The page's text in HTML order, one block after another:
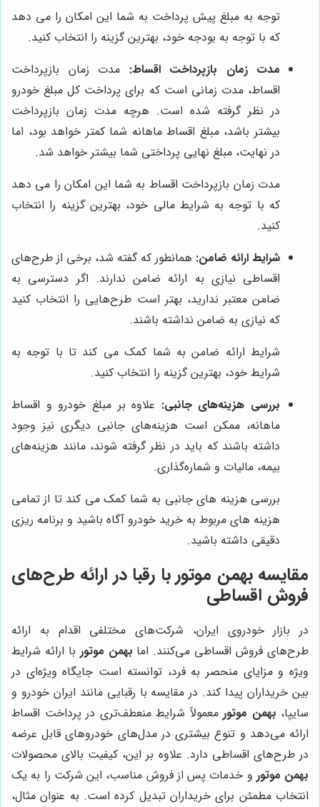
توجه به مبلغ پیش پرداخت به شما این امکان را می دهد
که با توجه به بودجه خود، بهترین گزینه را انتخاب کنید.
مدت زمان بازپرداخت اقساط: مدت زمان بازپرداخت
اقساط، مدت زمانی است که برای پرداخت کل مبلغ خودرو
در نظر گرفته شده است. هرچه مدت زمان بازپرداخت
بیشتر باشد، مبلغ اقساط ماهانه شما کمتر خواهد بود، اما
در نهایت، مبلغ نهایی پرداختی شما بیشتر خواهد شد.
مدت زمان بازپرداخت اقساط به شما این امکان را می دهد
که با توجه به شرایط مالی خود، بهترین گزینه را انتخاب
کنید.
شرایط ارائه ضامن: همانطور که گفته شد، برخی از طرح‌های
اقساطی نیازی به ارائه ضامن ندارند. اگر دسترسی به
ضامن معتبر ندارید، بهتر است طرح‌هایی را انتخاب کنید
که نیازی به ضامن نداشته باشند.
شرایط ارائه ضامن به شما کمک می کند تا با توجه به
شرایط خود، بهترین گزینه را انتخاب کنید.
بررسی هزینه‌های جانبی: علاوه بر مبلغ خودرو و اقساط
ماهانه، ممکن است هزینه‌های جانبی دیگری نیز وجود
داشته باشند که باید در نظر گرفته شوند، مانند هزینه‌های
بیمه، مالیات و شماره‌گذاری.
بررسی هزینه های جانبی به شما کمک می کند تا از تمامی
هزینه های مربوط به خرید خودرو آگاه باشید و برنامه ریزی
دقیقی داشته باشید.
مقایسهبهمن موتور با رقبا در ارائه طرح‌های
فروش اقساطی
در بازار خودروی ایران، شرکت‌های مختلفی اقدام به ارائه
طرح‌های فروش اقساطی می‌کنند. اما بهمن موتور با ارائه شرایط
ویژه و مزایای منحصر به فرد، توانسته است جایگاه ویژه‌ای در
بین خریداران پیدا کند. در مقایسه با رقبایی مانند ایران خودرو و
سایپا، بهمن موتور معمولاً شرایط منعطف‌تری در پرداخت اقساط
ارائه می‌دهد و تنوع بیشتری در مدل‌های خودروهای قابل عرضه
در طرح‌های اقساطی دارد. علاوه بر این، کیفیت بالای محصولات
بهمن موتور و خدمات پس از فروش مناسب، این شرکت را به یک
انتخاب مطمئن برای خریداران تبدیل کرده است. به عنوان مثال،